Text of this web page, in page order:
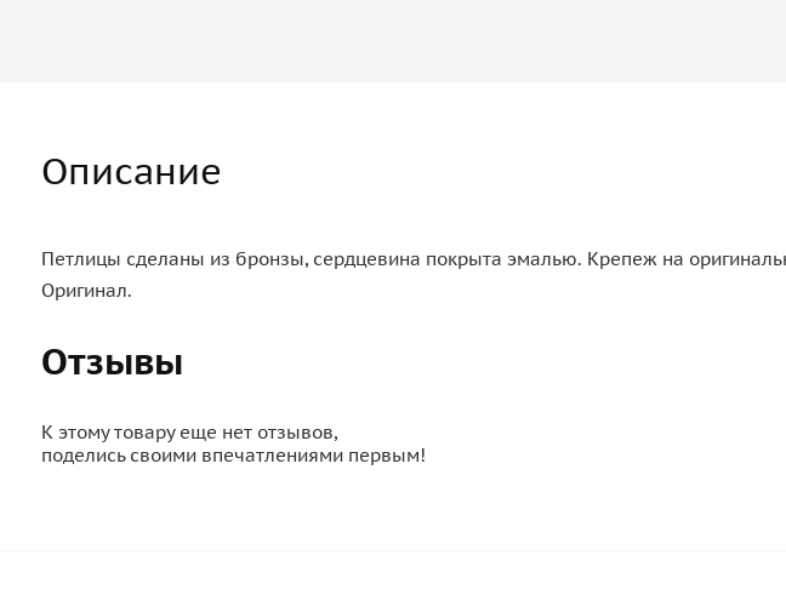
Описание
Петлицы сделаны из бронзы, сердцевина покрыта эмалью. Крепеж на
Оригинал.
Отзывы
К этому товару еще нет отзывов,
поделись своими впечатлениями первым!